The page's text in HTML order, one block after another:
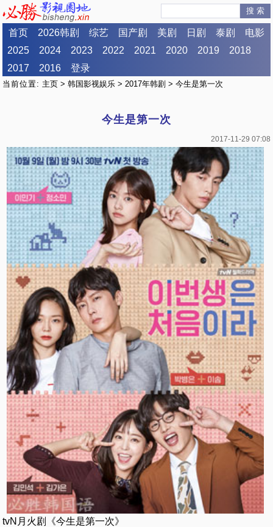
搜 索
首页 2026韩剧 综艺 国产剧 美剧 日剧 泰剧
电影
2025
2024 2023 2022 2021 2020 2019
2018
2017
2016 登录
当前位置: 主页 >韩国影视娱乐 >2017年韩剧 > 今生是第一次
今生是第一次
2017-11-29 07:08
tvN月火剧《今生是第一次》